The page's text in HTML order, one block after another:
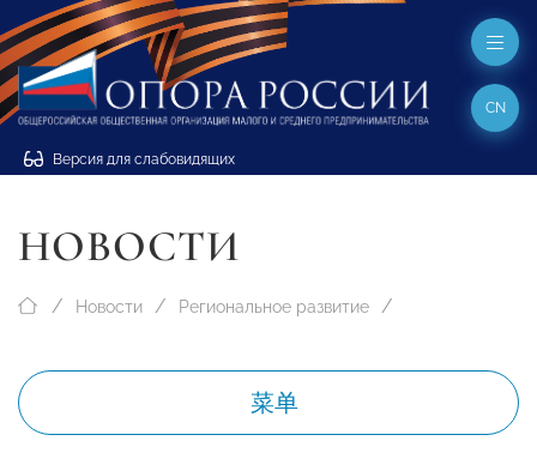
Версия для слабовидящих
CN
НОВОСТИ
Новости Региональное развитие
菜单